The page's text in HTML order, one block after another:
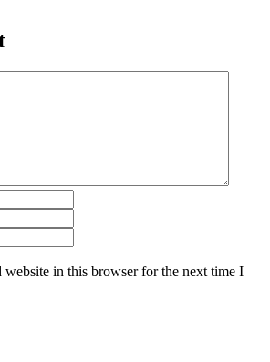
website in this browser for the next time I